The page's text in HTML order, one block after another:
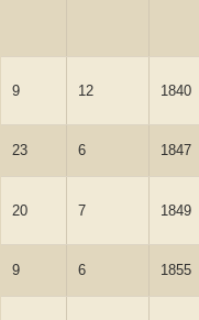
9 12 1840
23 6 1847
20 7 1849
9 6 1855